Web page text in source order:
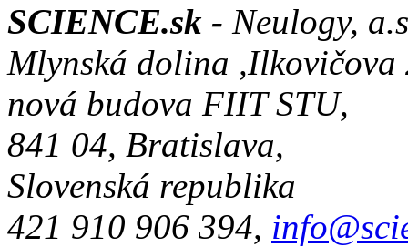
SCIENCE.sk - Neulogy,
Mlynská dolina ,Ilkovičova
nová budova FIIT STU,
841 04, Bratislava,
Slovenská republika
421 910 906 394,